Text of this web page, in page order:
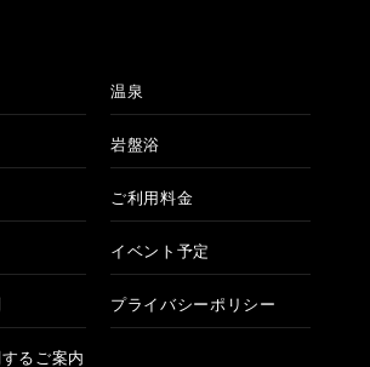
温泉
岩盤浴
ご利用料金
イベント予定
プライバシーポリシー
るご案内